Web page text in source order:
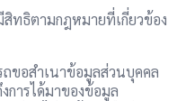
ทธิตามกฎหมายที่เกี่ยวข้อง
ขอสำเนาข้อมูลส่วนบุคคล
การได้มาของข้อมูล